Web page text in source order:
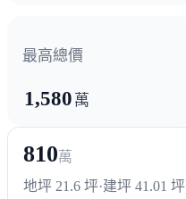
最高總價
1,580 萬
810萬
地坪 21.6 坪·建坪 41.01 坪